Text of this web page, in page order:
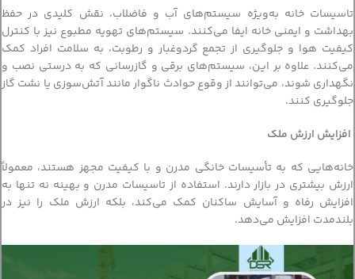
تاسیسات خانه به‌ویژه سیستم‌های آب و فاضلاب، نقش کلیدی در حفظ
بهداشت و ایمنی خانه ایفا می‌کنند. سیستم‌های تهویه مطبوع نیز با کنترل
کیفیت هوا و جلوگیری از تجمع گردوغبار و رطوبت، به سلامت افراد کمک
می‌کنند. علاوه بر این، سیستم‌های برقی و گازرسانی که به درستی نصب و
نگهداری شوند، می‌توانند از وقوع حوادث ناگوار مانند آتش‌سوزی یا نشت گاز
جلوگیری کنند.
افزایش ارزش ملک
خانه‌هایی که به تأسیسات خانگی مدرن و با کیفیت مجهز هستند، معمولاً
ارزش بیشتری در بازار دارند. استفاده از تاسیسات مدرن و بهینه نه تنها به
افزایش رفاه و آسایش ساکنان کمک می‌کند، بلکه ارزش ملک را نیز در
بلندمدت افزایش می‌دهد.